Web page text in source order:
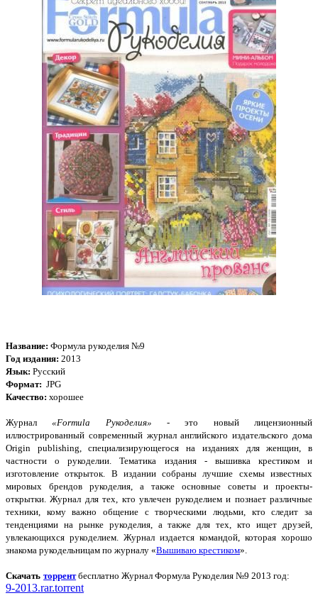
Название: Формула рукоделия №9
Год издания: 2013
Язык: Русский
Формат: JPG
Качество: хорошее
Журнал«Formula Рукоделия» - это новый лицензионный
иллюстрированный современный журнал английского издательского дома
Origin publishing, специализирующегося на изданиях для женщин, в
частности о рукоделии. Тематика издания - вышивка крестиком и
изготовление открыток. В издании собраны лучшие схемы известных
мировых брендов рукоделия, а также основные советы и проекты-
открытки. Журнал для тех, кто увлечен рукоделием и познает различные
техники, кому важно общение с творческими людьми, кто следит за
тенденциями на рынке рукоделия, а также для тех, кто ищет друзей,
увлекающихся рукоделием. Журнал издается командой, которая хорошо
знакома рукодельницам по журналу «Вышиваю крестиком».
Скачатьторрент бесплатно Журнал Формула Рукоделия №92013 год:
9-2013.rar.torrent